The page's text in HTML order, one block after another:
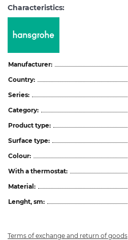
Characteristics:
Manufacturer:
Country:
Series:
Category:
Product type:
Surface type:
Colour:
With a thermostat:
Material:
Lenght, sm:
Terms of exchange and return of goods